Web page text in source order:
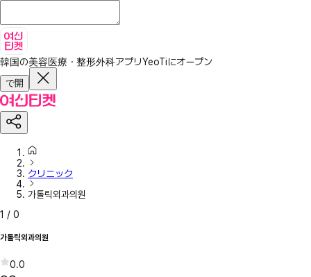
韓国の美容医療・整形外科アプリYeoTiにオープン
で開
クリニック
가톨릭외과의원
1 / 0
가톨릭외과의원
0.0